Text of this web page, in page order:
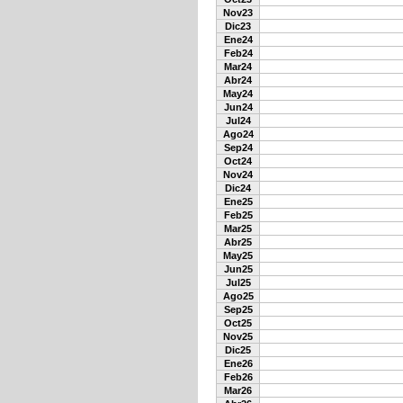
Nov23
Dic23
Ene24
Feb24
Mar24
Abr24
May24
Jun24
Jul24
Ago24
Sep24
Oct24
Nov24
Dic24
Ene25
Feb25
Mar25
Abr25
May25
Jun25
Jul25
Ago25
Sep25
Oct25
Nov25
Dic25
Ene26
Feb26
Mar26